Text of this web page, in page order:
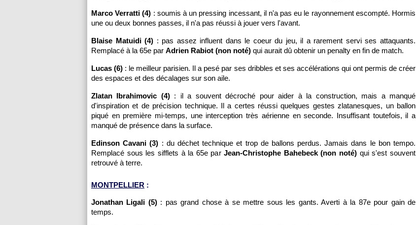
Marco Verratti (4) : soumis à un pressing incessant, il n'a pas eu le rayonnement escompté. Hormis
une ou deux bonnes passes, il n'a pas réussi à jouer vers l'avant.
Blaise Matuidi (4) : pas assez influent dans le coeur du jeu, il a rarement servi ses attaquants.
Remplacé à la 65e par Adrien Rabiot (non noté) qui aurait dû obtenir un penalty en fin de match.
Lucas (6) : le meilleur parisien. Il a pesé par ses dribbles et ses accélérations qui ont permis de créer
des espaces et des décalages sur son aile.
Zlatan Ibrahimovic (4): il a souvent décroché pour aider à la construction, mais a manqué
d'inspiration et de précision technique. Il a certes réussi quelques gestes zlatanesques, un ballon
piqué en première mi-temps, une interception très aérienne en seconde. Insuffisant toutefois, il a
manqué de présence dans la surface.
Edinson Cavani (3) : du déchet technique et trop de ballons perdus. Jamais dans le bon tempo.
Remplacé sous les sifflets à la 65e parJean-Christophe Bahebeck (non noté) qui s'est souvent
retrouvé à terre.
MONTPELLIER :
Jonathan Ligali (5): pas grand chose à se mettre sous les gants. Averti à la 87e pour gain de
temps.